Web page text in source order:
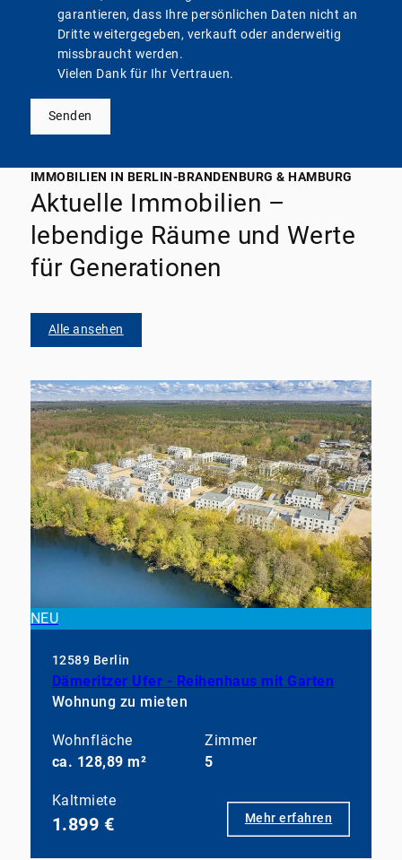
garantieren, dass Ihre persönlichen Daten nicht an
Dritte weitergegeben, verkauft oder anderweitig
missbraucht werden.
Vielen Dank für Ihr Vertrauen.
Senden
IMMOBILIEN IN BERLIN-BRANDENBURG & HAMBURG
Aktuelle Immobilien –
lebendige Räume und Werte
für Generationen
Alle ansehen
NEU
12589 Berlin
Dämeritzer Ufer - Reihenhaus mit Garten
Wohnung zu mieten
Wohnfläche
ca. 128,89 m²
Zimmer
5
Kaltmiete
1.899 € Mehr erfahren